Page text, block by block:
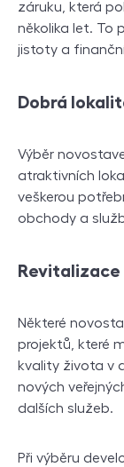
záruku, která
několika let. To
jistoty a
Dobrá
Výběr
atraktivních
veškerou
obchody a
Některé
projektů, které
kvality života v
nových
dalších služeb.
Při výběru